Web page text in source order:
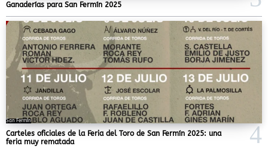
Ganaderías para San Fermín 2025
San Fermín
Carteles oficiales de la Feria del Toro de San Fermín 2025: una
feria muy rematada